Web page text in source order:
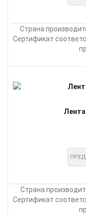
Страна
Сертификат
Страна
Сертификат